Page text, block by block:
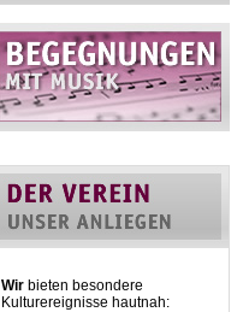
Wir bieten besondere
Kulturereignisse hautnah: